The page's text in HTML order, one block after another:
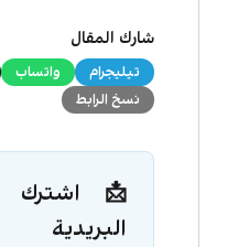
شارك المقال
تيليجرام واتساب
نسخ الرابط
📩 اشترك
البريدية